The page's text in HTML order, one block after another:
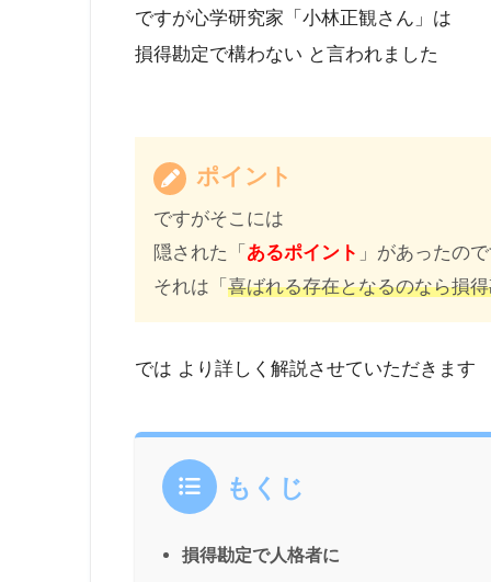
ですが心学研究家「小林正観さん」は
損得勘定で構わない と言われました
ポイント
ですがそこには
隠された「 あるポイント 」があったの
それは「喜ばれる存在となるのなら損
では より詳しく解説させていただきます
もくじ
損得勘定で人格者に